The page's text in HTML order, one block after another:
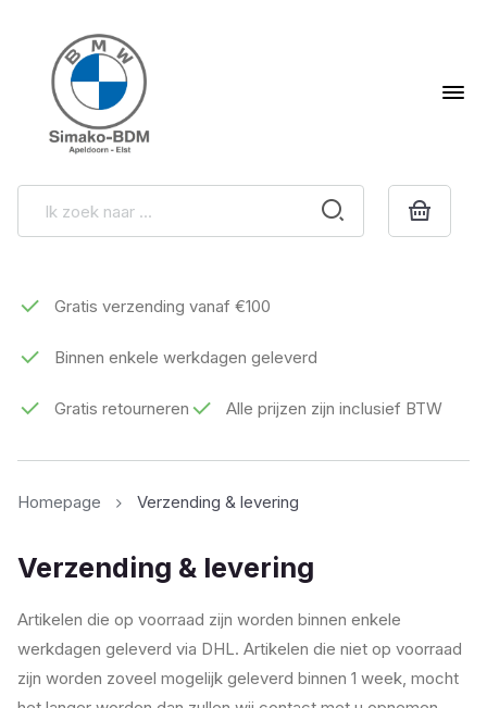
Gratis verzending vanaf €100
Binnen enkele werkdagen geleverd
Gratis retourneren Alle prijzen zijn inclusief BTW
Homepage Verzending & levering
Verzending & levering
Artikelen die op voorraad zijn worden binnen enkele
werkdagen geleverd via DHL. Artikelen die niet op voorraad
zijn worden zoveel mogelijk geleverd binnen 1 week, mocht